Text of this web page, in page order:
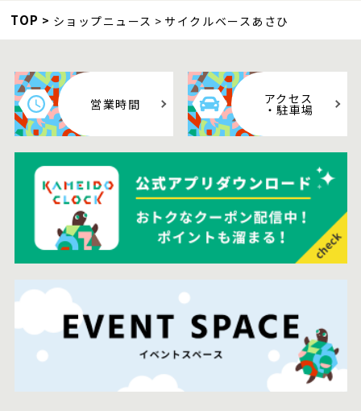
TOP ショップニュース サイクルベースあさひ
営業時間 アクセス
・駐車場